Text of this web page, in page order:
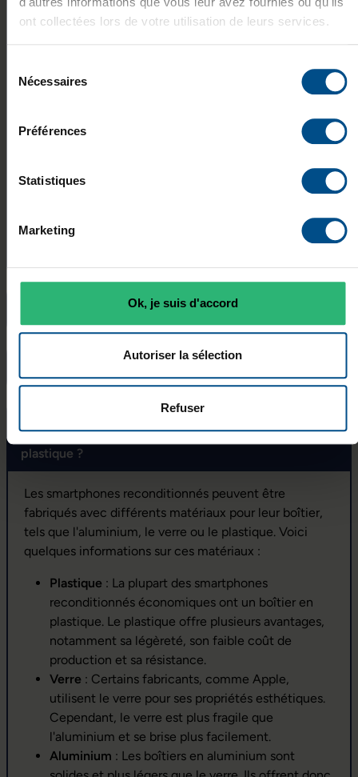
ont collectées lors de votre utilisation de leurs services.
Nécessaires
Préférences
Statistiques
Marketing
Ok, je suis d'accord
Autoriser la sélection
Refuser
de matériel informatique offrent des garanties et
: Renseignez-vous sur
le processus de vérification mis en place par le
smartphone reconditionné est vérifié avant d'être
Garantie
: Vérifiez la durée de la garantie offerte
AfB, une garantie de 12 mois est incluse, et elle
Que signifie le terme « reconditionné » pour un
Quelles sont les différences de qualité/aspect des
smartphones reconditionnés ?
Quels matériaux sont utilisés pour le boîtier des
smartphones reconditionnés : aluminium, verre ou
plastique ?
Les smartphones reconditionnés peuvent être
fabriqués avec différents matériaux pour leur boîtier,
tels que l'aluminium, le verre ou le plastique. Voici
quelques informations sur ces matériaux :
Plastique : La plupart des smartphones
reconditionnés économiques ont un boîtier en
plastique. Le plastique offre plusieurs avantages,
notamment sa légèreté, son faible coût de
production et sa résistance.
Verre : Certains fabricants, comme Apple,
utilisent le verre pour ses propriétés esthétiques.
Cependant, le verre est plus fragile que
l'aluminium et se brise plus facilement.
Aluminium : Les boîtiers en aluminium sont